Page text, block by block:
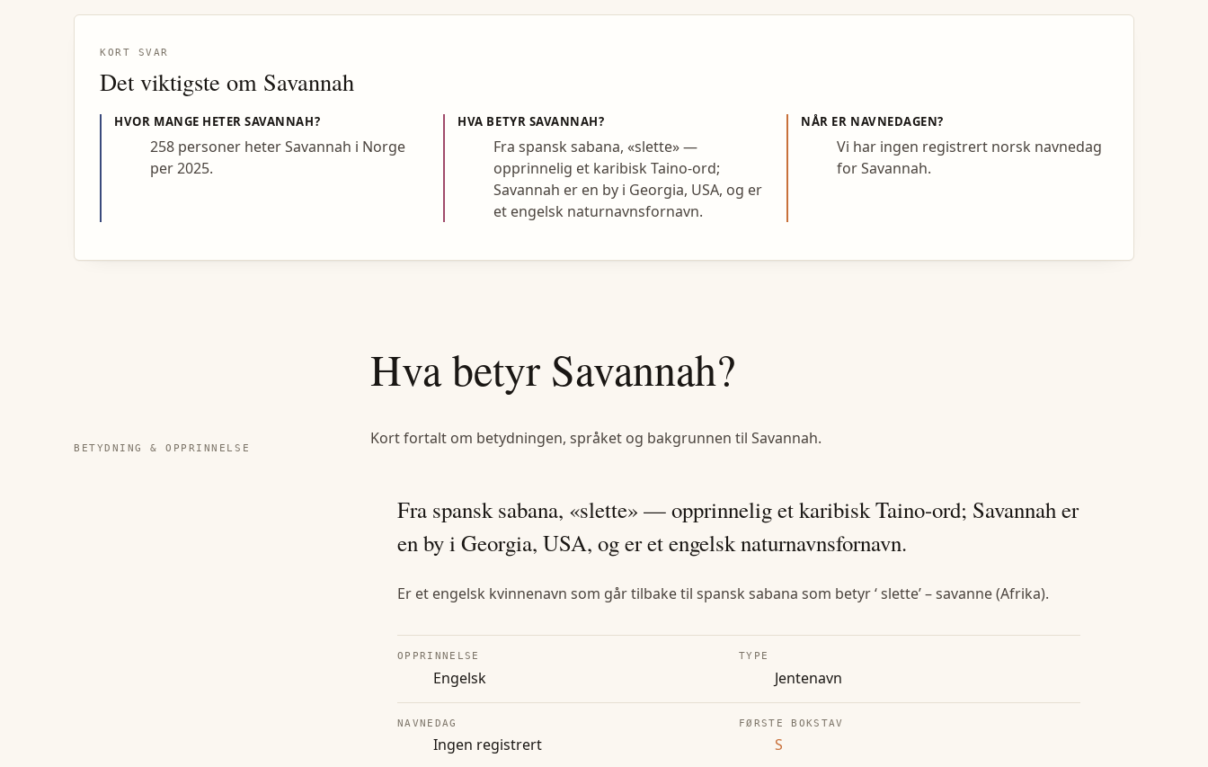
KORT SVAR
Det viktigste om Savannah
HVOR MANGE HETERSAVANNAH?
258 personer heter Savannah i Norge
per 2025.
HVA BETYR SAVANNAH?
Fra spansk sabana, «slette» —
opprinnelig et karibisk Taino-ord;
Savannah er en by i Georgia, USA, og er
et engelsk naturnavnsfornavn.
NÅR ER NAVNEDAGEN?
Vi har ingen registrert norsk navnedag
for Savannah.
BETYDNING & OPPRINNELSE
Hva betyr Savannah?
Kort fortalt om betydningen, språket og bakgrunnen til Savannah.
Fra spansk sabana, «slette» — opprinnelig et karibisk Taino-ord; Savannah er
en by i Georgia, USA, og er et engelsk naturnavnsfornavn.
Er et engelsk kvinnenavn som går tilbake til spansk sabana som betyr ‘ slette’ – savanne (Afrika).
OPPRINNELSE
Engelsk
TYPE
Jentenavn
NAVNEDAG
Ingen registrert
FØRSTE BOKSTAV
S